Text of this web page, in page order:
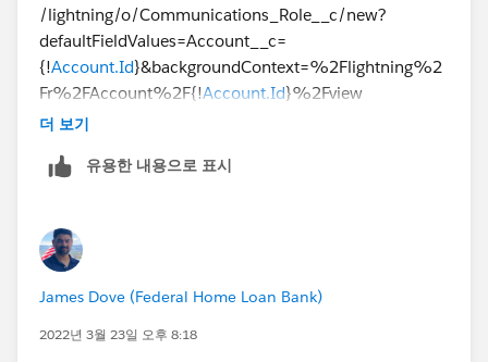
/lightning/o/Communications_Role__c/new?
defaultFieldValues=Account__c=
{!Account.Id}&backgroundContext=%2Flightning%2
Fr%2FAccount%2F{!Account.Id}%2Fview
더 보기
유용한 내용으로 표시
James Dove (Federal Home Loan Bank)
2022년 3월 23일 오후 8:18